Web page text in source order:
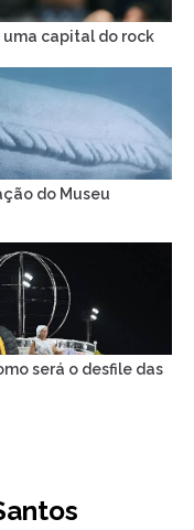
uma capital do rock
do Museu
será o desfile das